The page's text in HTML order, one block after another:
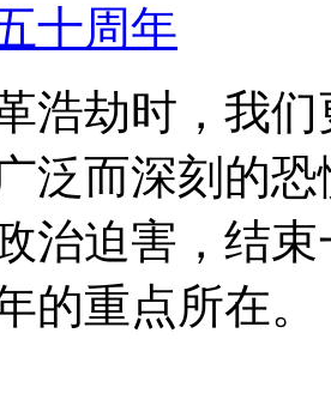
十周年
浩劫时，我
泛而深刻的
治迫害，结
的重点所在。